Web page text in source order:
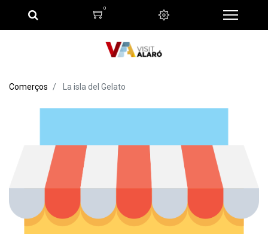
0
Comerços La isla del Gelato